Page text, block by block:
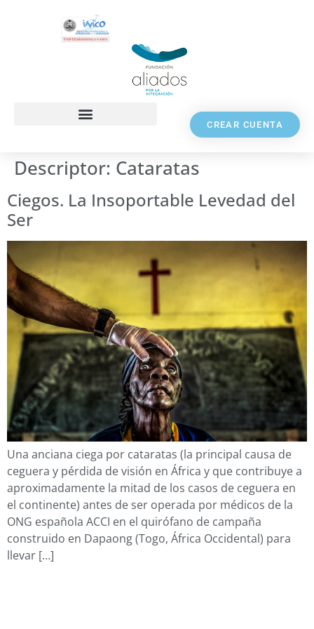
CREAR CUENTA
Descriptor: Cataratas
Ciegos. La Insoportable Levedad del
Ser
Una anciana ciega por cataratas (la principal causa de
ceguera y pérdida de visión en África y que contribuye a
aproximadamente la mitad de los casos de ceguera en
el continente) antes de ser operada por médicos de la
ONG española ACCI en el quirófano de campaña
construido en Dapaong (Togo, África Occidental) para
llevar […]